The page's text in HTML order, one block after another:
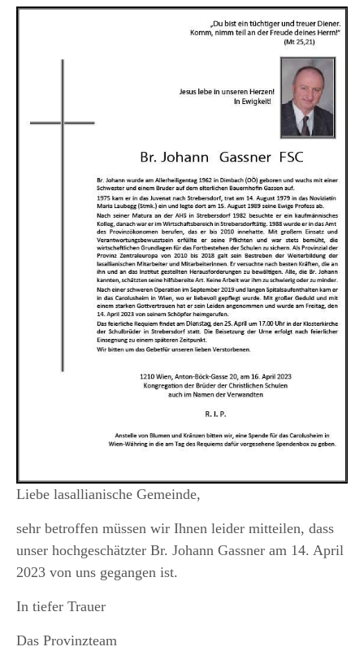
Liebe lasallianische Gemeinde,
sehr betroffen müssen wir Ihnen leider mitteilen, dass
unser hochgeschätzter Br. Johann Gassner am 14. April
2023 von uns gegangen ist.
In tiefer Trauer
Das Provinzteam